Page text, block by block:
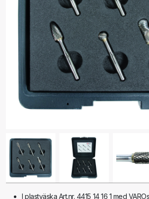
I plastväska Art.nr. 4415 14 16 1 med